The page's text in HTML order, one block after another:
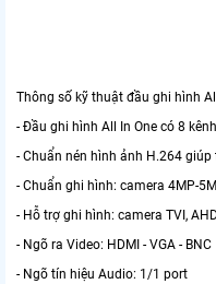
Thông số kỹ thuật đầu ghi hình
- Đầu ghi hình All In One có 8 kênh
- Chuẩn nén hình ảnh H.264
- Chuẩn ghi hình: camera 4MP-
- Hỗ trợ ghi hình: camera TVI,
- Ngõ ra Video: HDMI - VGA - BNC
- Ngõ tín hiệu Audio: 1/1 port